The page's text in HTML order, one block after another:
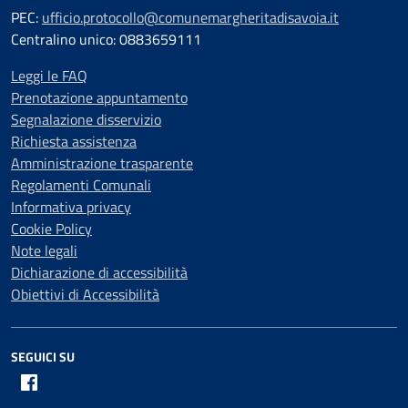
PEC: ufficio.protocollo@comunemargheritadisavoia.it
Centralino unico: 0883659111
Leggi le FAQ
Prenotazione appuntamento
Segnalazione disservizio
Richiesta assistenza
Amministrazione trasparente
Regolamenti Comunali
Informativa privacy
Cookie Policy
Note legali
Dichiarazione di accessibilità
Obiettivi di Accessibilità
SEGUICI SU